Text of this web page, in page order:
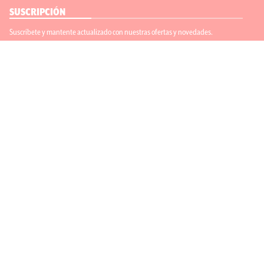
SUSCRIPCIÓN
Suscríbete y mantente actualizado con nuestras ofertas y novedades.